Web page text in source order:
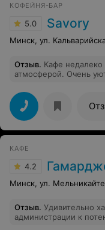
КОФЕЙНЯ-БАР
5.0 Savory
Минск, ул.
Отзыв. Кафе
атмосферой. Очень
кухня, отличный
или брускетты с
Все это по
посещению!
КАФЕ
4.2
Минск, ул.
Отзыв. Удивительно
администрации к